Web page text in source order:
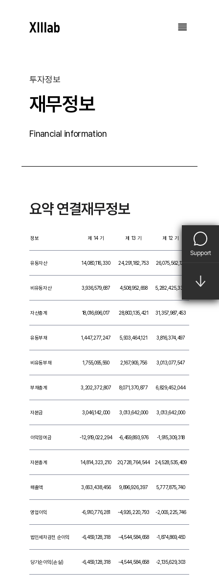
Support
투자정보
재무정보
Financial information
요약 연결재무정보
정보 제 14 기 제 13 기 제 12 기
유동자산 14,080,116,330 24,291,182,753 26,075,562,121
비유동자산 3,936,579,687 4,508,952,668 5,282,425,332
자산총계 18,016,696,017 28,800,135,421 31,357,987,453
유동부채 1,447,277,247 5,903,464,121 3,816,374,497
비유동부채 1,755,095,560 2,167,906,756 3,013,077,547
부채총계 3,202,372,807 8,071,370,877 6,829,452,044
자본금 3,046,142,000 3,013,642,000 3,013,642,000
이익잉여금 -12,919,022,294 -6,459,893,976 -1,915,309,318
자본총계 14,814,323,210 20,728,764,544 24,528,535,409
매출액 3,663,438,456 9,896,926,397 5,777,875,740
영업이익 -6,910,776,281 -4,926,220,793 -2,006,225,746
법인세차감전 순이익 -6,459,128,318 -4,544,584,658 -1,874,869,450
당기순이익(손실) -6,459,128,318 -4,544,584,658 -2,135,629,303